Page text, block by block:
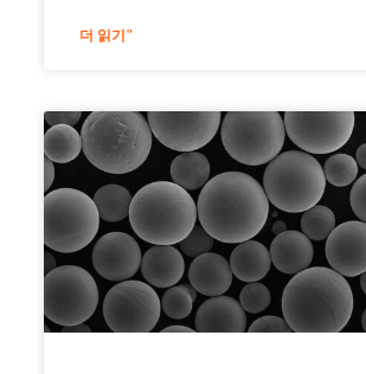
더 읽기"